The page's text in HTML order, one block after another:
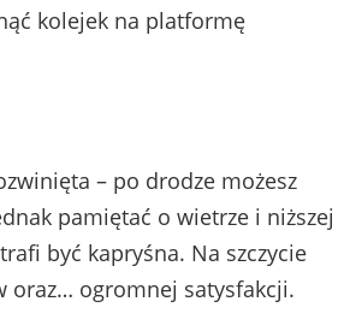
kolejek na platformę
– po drodze możesz
pamiętać o wietrze i niższej
być kapryśna. Na szczycie
oraz… ogromnej satysfakcji.